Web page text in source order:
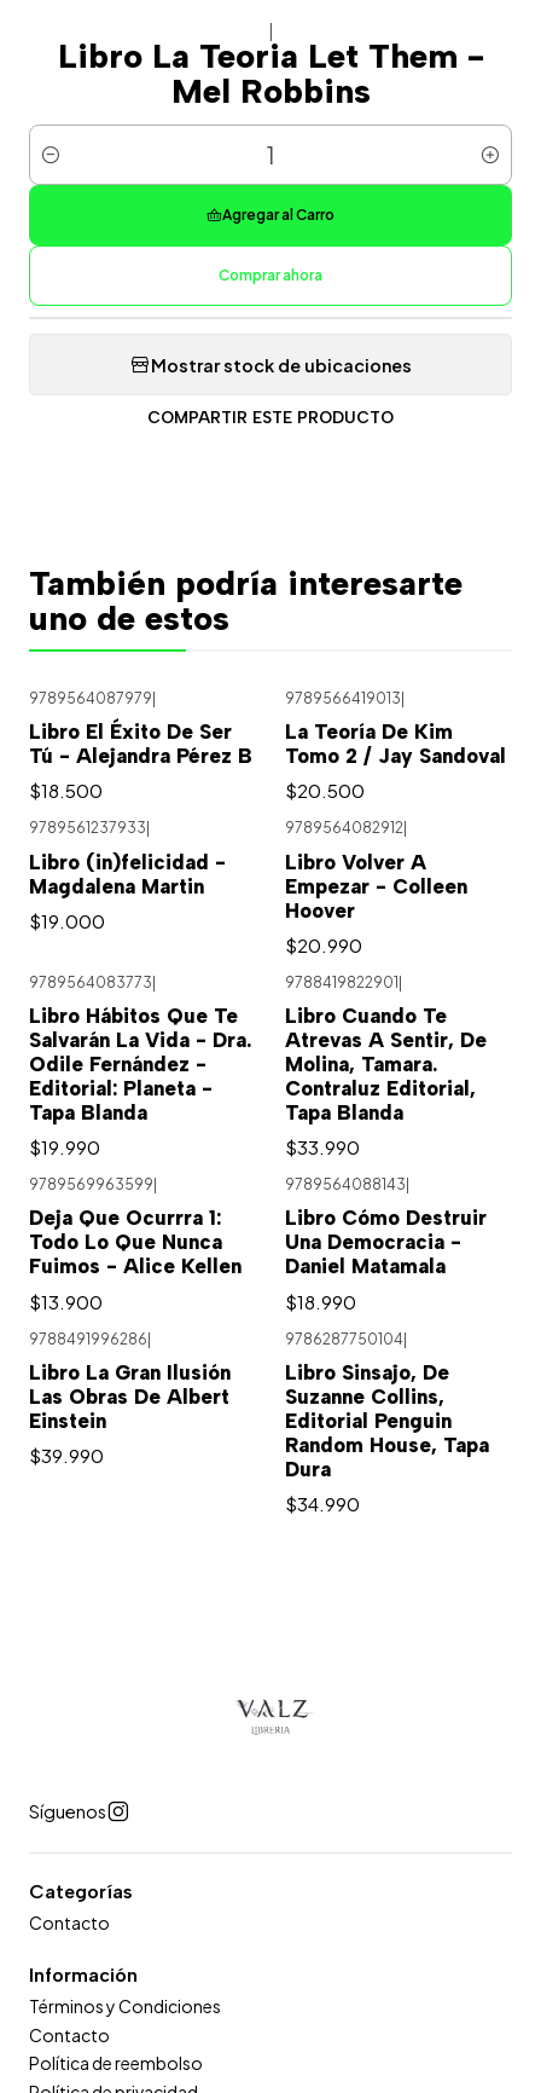
Libro La Teoria Let Them -
Mel Robbins
Cantidad
Agregar al Carro
Comprar ahora
Mostrar stock de ubicaciones
COMPARTIR ESTE PRODUCTO
También podría interesarte
uno de estos
9789564087979
Libro El Éxito De Ser
Tú - Alejandra Pérez B
$18.500
9789566419013
La Teoría De Kim
Tomo 2 / Jay Sandoval
$20.500
9789561237933
Libro (in)felicidad -
Magdalena Martin
$19.000
9789564082912
Libro Volver A
Empezar - Colleen
Hoover
$20.990
9789564083773
Libro Hábitos Que Te
Salvarán La Vida - Dra.
Odile Fernández -
Editorial: Planeta -
Tapa Blanda
$19.990
9788419822901
Libro Cuando Te
Atrevas A Sentir, De
Molina, Tamara.
Contraluz Editorial,
Tapa Blanda
$33.990
9789569963599
Deja Que Ocurrra 1:
Todo Lo Que Nunca
Fuimos - Alice Kellen
$13.900
9789564088143
Libro Cómo Destruir
Una Democracia -
Daniel Matamala
$18.990
9788491996286|
Libro La Gran Ilusión
Las Obras De Albert
Einstein
$39.990
9786287750104|
Libro Sinsajo, De
Suzanne Collins,
Editorial Penguin
Random House, Tapa
Dura
$34.990
Síguenos
Categorías
Contacto
Información
Términos y Condiciones
Contacto
Política de reembolso